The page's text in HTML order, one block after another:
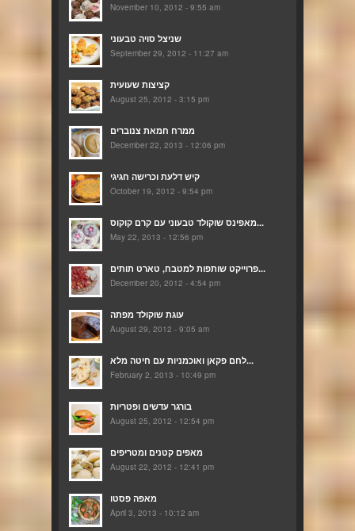
November 10, 2012 - 9:55 am
שניצל סויה טבעוני
September 29, 2012 - 11:27 am
קציצות שעועית
August 25, 2012 - 3:15 pm
ממרח חמאת צנוברים
December 22, 2013 - 12:06 pm
קיש דלעת וכרישה חגיגי
October 19, 2012 - 9:54 pm
מאפינס שוקולד טבעוני עם קרם קוקוס...
May 22, 2013 - 12:56 pm
פרוייקט שותפות למטבח, טארט תותים...
December 20, 2012 - 4:54 pm
עוגת שוקולד מפתה
August 29, 2012 - 9:05 am
לחם פקאן ואוכמניות עם חיטה מלא...
February 2, 2013 - 10:49 pm
בורגר עדשים ופטריות
August 25, 2012 - 12:54 pm
מאפים קטנים ומטריפים
August 22, 2012 - 12:41 pm
מאפה פסטו
April 3, 2013 - 10:12 am